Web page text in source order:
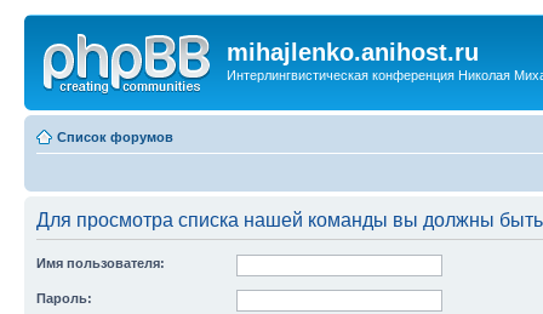
mihajlenko.anihost.ru
Интерлингвистическая конференция Николая
Список форумов
Для просмотра списка нашей команды вы должны
Имя пользователя:
Пароль: